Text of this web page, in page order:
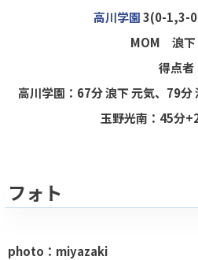
高川学園3(0-1,3-
MOM 浪下
得点者
高川学園：67分 浪下 元気、79分
玉野光南：45分
フォト
photo：miyazaki